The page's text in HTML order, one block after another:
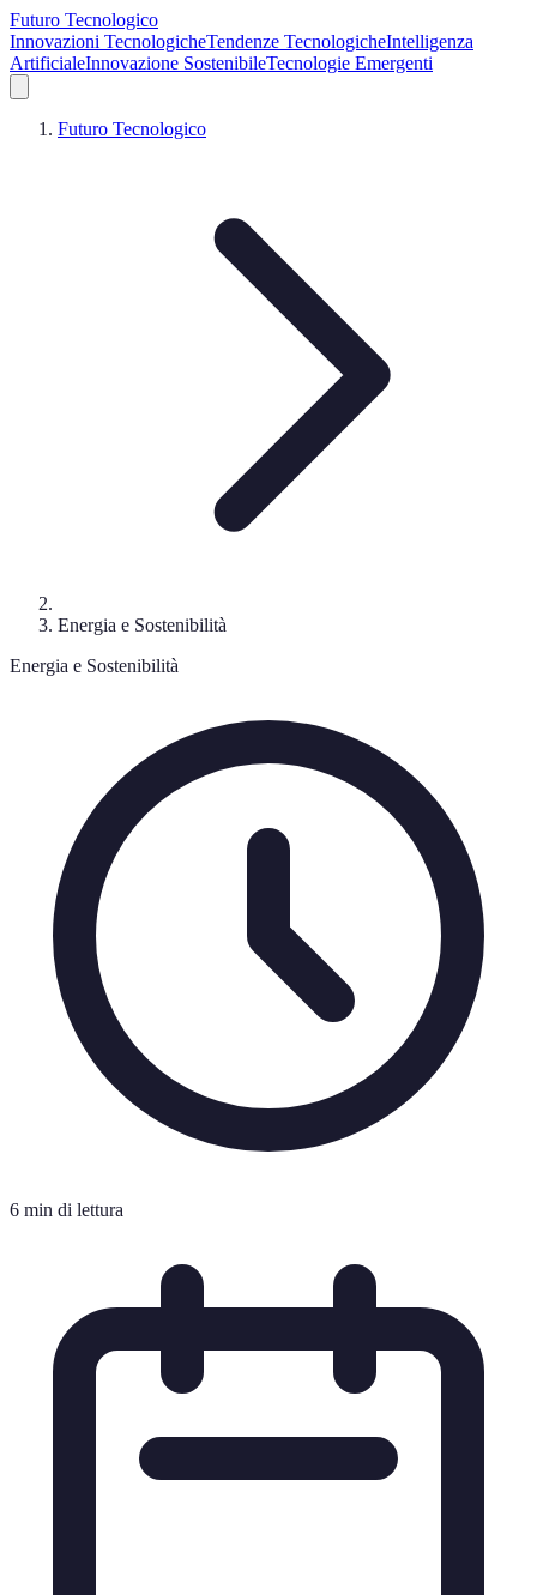
Futuro Tecnologico
Innovazioni TecnologicheTendenze TecnologicheIntelligenza
ArtificialeInnovazione SostenibileTecnologie Emergenti
Futuro Tecnologico
Energia e Sostenibilità
Energia e Sostenibilità
6 min di lettura